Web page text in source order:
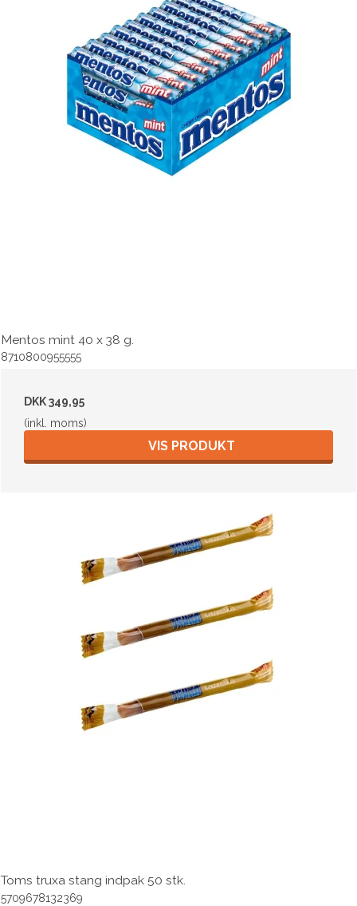
Mentos mint 40 x 38 g.
8710800955555
DKK 349,95
(inkl. moms)
VIS PRODUKT
Toms truxa stang indpak 50 stk.
5709678132369